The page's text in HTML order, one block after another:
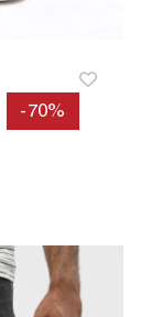
-70%